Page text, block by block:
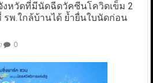
งหวัดที่มีนัดฉีดวัคซีนโควิดเข็ม 2
พ.ใกล้บ้านได้ ย้ำยื่นใบนัดก่อน
0